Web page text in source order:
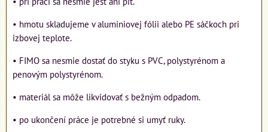
• hmotu skladujeme v aluminiovej fólii alebo PE sáčkoch pri
izbovej teplote.
• FIMO sa nesmie dostať do styku s PVC, polystyrénom a
penovým polystyrénom.
• materiál sa môže likvidovať s bežným odpadom.
• po ukončení práce je potrebné si umyť ruky.